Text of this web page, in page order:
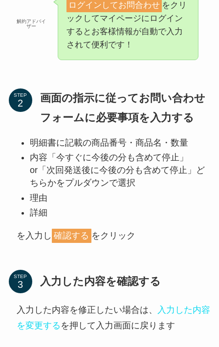
解約アドバイ
ザー
ログインしてお問合わせ をクリ
ックしてマイページにログイン
するとお客様情報が自動で入力
されて便利です！
STEP
画面の指示に従ってお問い合わせ
フォームに必要事項を入力する
明細書に記載の商品番号・商品名・数量
内容「今すぐに今後の分も含めて停止」
or「次回発送後に今後の分も含めて停止」ど
ちらかをプルダウンで選択
理由
詳細
を入力し 確認する をクリック
STEP 入力した内容を確認する
入力した内容を修正したい場合は、
入力した内容
を変更する を押して入力画面に戻ります